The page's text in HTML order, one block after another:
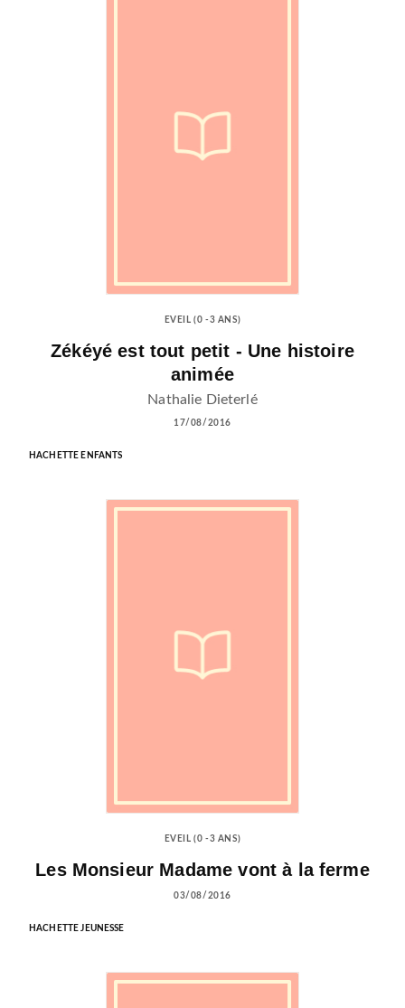
EVEIL (0 -3 ANS)
Zékéyé est tout petit - Une histoire
animée
Nathalie Dieterlé
17/08/2016
HACHETTE ENFANTS
EVEIL (0 -3 ANS)
Les Monsieur Madame vont à la ferme
03/08/2016
HACHETTE JEUNESSE